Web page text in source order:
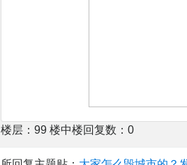
楼层：99 楼中楼回复数：0